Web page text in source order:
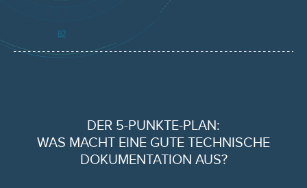
DER 5-PUNKTE-PLAN:
WAS MACHT EINE GUTE TECHNISCHE
DOKUMENTATION AUS?